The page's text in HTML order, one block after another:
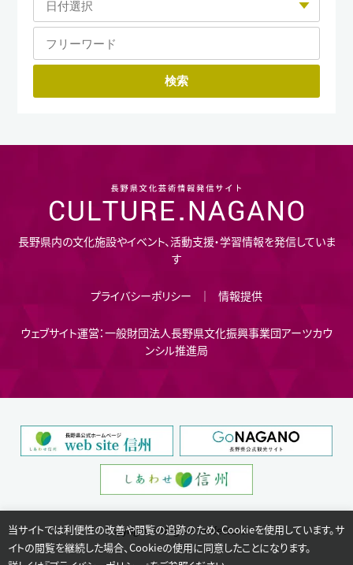
長野県内の文化施設やイベント、活動支援・学習情報を発信していま
す
プライバシーポリシー 情報提供
ウェブサイト運営：一般財団法人長野県文化振興事業団アーツカウ
ンシル推進局
Copyright © Nagano Prefecture.
当サイトでは利便性の改善や閲覧の追跡のため、Cookieを使用しています。サ
イトの閲覧を継続した場合、Cookieの使用に同意したことになります。